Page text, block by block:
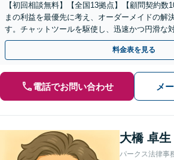
【初回相談無料】【全国13拠点】【顧問契約数
まの利益を最優先に考え、オーダーメイドの解
す。チャットツールを駆使し、迅速かつ円滑な
書レビューは原則翌日に対応します【夜間・休
料金表を見る
電話でお問い合わせ メ
大橋 卓生
パークス法律事